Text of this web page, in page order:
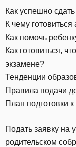
Как успешно
К чему
Как помочь
Как готовиться,
экзамене?
Тенденции
Правила подачи
План подготовки
Подать заявку на
родительском